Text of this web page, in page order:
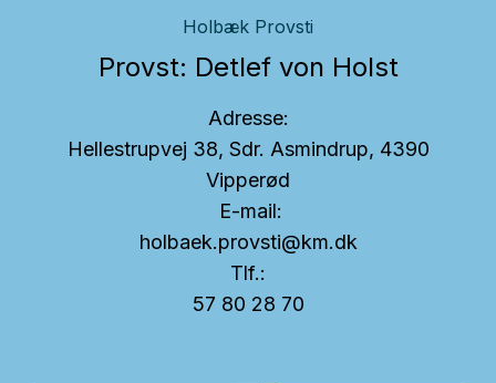
Holbæk Provsti
Provst: Detlef von Holst
Adresse:
Hellestrupvej 38, Sdr. Asmindrup, 4390
Vipperød
E-mail:
holbaek.provsti@km.dk
Tlf.:
57 80 28 70